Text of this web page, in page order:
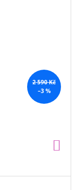
2 590 Kč
–3 %